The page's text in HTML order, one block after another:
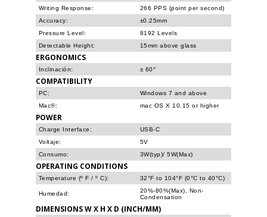
Writing Response:
266 PPS (point per second)
Accuracy:
±0.25mm
Pressure Level:
8192 Levels
Detectable Height:
15mm above glass
ERGONOMICS
Inclinación: ± 60°
COMPATIBILITY
PC:
Windows 7 and above
Mac®:
mac OS X 10.15 or higher
POWER
Charge Interface:
USB-C
Voltaje:
5V
Consumo:
3W(typ)/ 5W(Max)
OPERATING CONDITIONS
Temperature (º F / º C): 32°F to 104°F (0°C to 40°C)
Humedad:
20%-80%(Max), Non-
Condensation
DIMENSIONS W X H X D (INCH/MM)